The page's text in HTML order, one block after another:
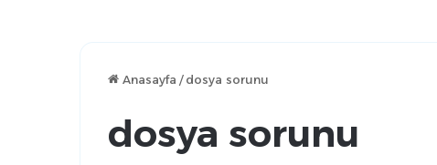
Anasayfa / dosya sorunu
dosya sorunu